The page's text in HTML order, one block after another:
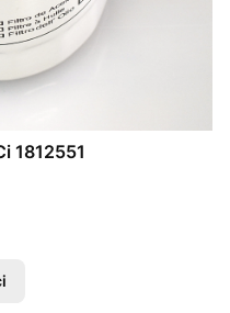
2.4 TDCi 1812551